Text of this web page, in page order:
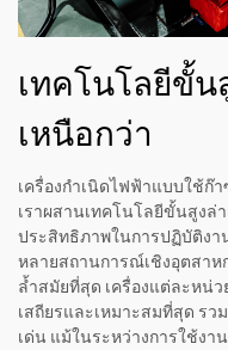
เทคโนโลยีขั้น
เหนือกว่า
เครื่องกำเนิดไฟฟ้าแบบใช้ก๊
เราผสานเทคโนโลยีขั้นสูงล่
ประสิทธิภาพในการปฏิบัติงา
หลายสถานการณ์เชิงอุตสาห
ล้ำสมัยที่สุด เครื่องแต่ละหน่
เสถียรและเหมาะสมที่สุด ร
เด่น แม้ในระหว่างการใช้งา